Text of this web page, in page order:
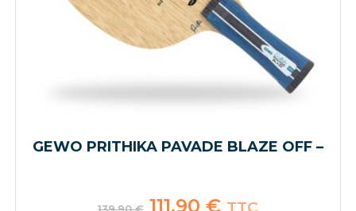
GEWO PRITHIKA PAVADE BLAZE OFF –
139,90€ Le
111,90 €LeTTC